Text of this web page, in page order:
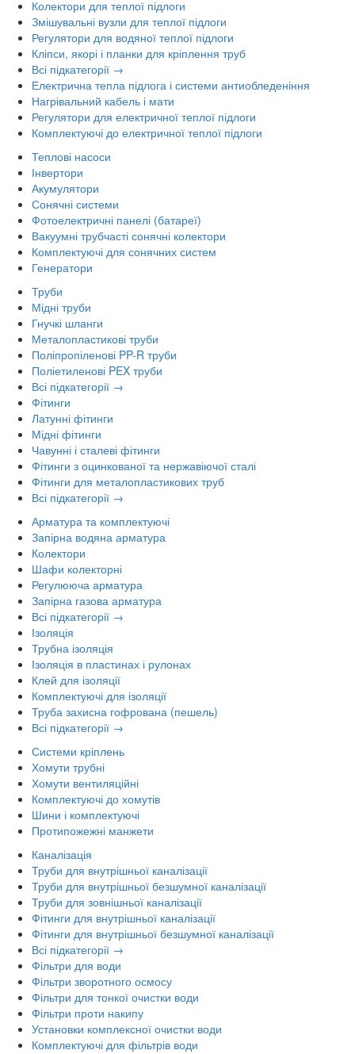
Колектори для теплої підлоги
Змішувальні вузли для теплої підлоги
Регулятори для водяної теплої підлоги
Кліпси, якорі і планки для кріплення труб
Всі підкатегорії →
Електрична тепла підлога і системи антиобледеніння
Нагрівальний кабель і мати
Регулятори для електричної теплої підлоги
Комплектуючі до електричної теплої підлоги
Теплові насоси
Інвертори
Акумулятори
Сонячні системи
Фотоелектричні панелі (батареї)
Вакуумні трубчасті сонячні колектори
Комплектуючі для сонячних систем
Генератори
Труби
Мідні труби
Гнучкі шланги
Металопластикові труби
Поліпропіленові PP-R труби
Поліетиленові PEX труби
Всі підкатегорії →
Фітинги
Латунні фітинги
Мідні фітинги
Чавунні і сталеві фітинги
Фітинги з оцинкованої та нержавіючої сталі
Фітинги для металопластикових труб
Всі підкатегорії →
Арматура та комплектуючі
Запірна водяна арматура
Колектори
Шафи колекторні
Регулююча арматура
Запірна газова арматура
Всі підкатегорії →
Ізоляція
Трубна ізоляція
Ізоляція в пластинах і рулонах
Клей для ізоляції
Комплектуючі для ізоляції
Труба захисна гофрована (пешель)
Всі підкатегорії →
Системи кріплень
Хомути трубні
Хомути вентиляційні
Комплектуючі до хомутів
Шини і комплектуючі
Протипожежні манжети
Каналізація
Труби для внутрішньої каналізації
Труби для внутрішньої безшумної каналізації
Труби для зовнішньої каналізації
Фітинги для внутрішньої каналізації
Фітинги для внутрішньої безшумної каналізації
Всі підкатегорії →
Фільтри для води
Фільтри зворотного осмосу
Фільтри для тонкої очистки води
Фільтри проти накипу
Установки комплексної очистки води
Комплектуючі для фільтрів води